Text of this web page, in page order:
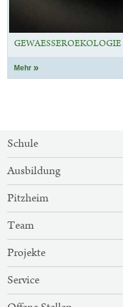
GEWAESSEROEKOLOGIE
Mehr
SITEMAP-
NAVIGATION
Schule
Ausbildung
Pitzheim
Team
Projekte
Service